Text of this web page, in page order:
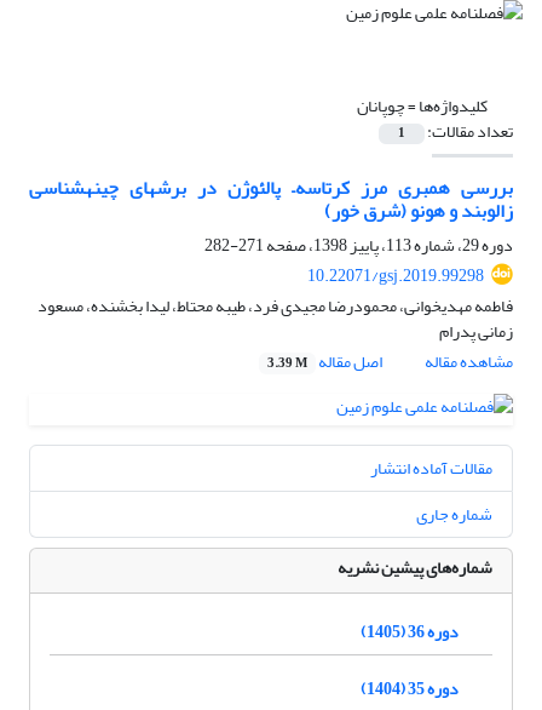
کلیدواژه‌ها =چوپانان
تعداد مقالات: 1
بررسی همبری مرز کرتاسه– پالئوژن در برش‎های چینه‎شناسی
زالوبند و هونو (شرق خور)
دوره 29، شماره 113، پاییز 1398، صفحه
271-282
10.22071/gsj.2019.99298
فاطمه مهدیخوانی، محمودرضا مجیدی فرد، طیبه محتاط، لیدا بخشنده، مسعود
زمانی پدرام
مشاهده مقاله
اصل مقاله 3.39 M
مقالات آماده انتشار
شماره جاری
شماره‌های پیشین نشریه
دوره 36 (1405)
دوره 35 (1404)